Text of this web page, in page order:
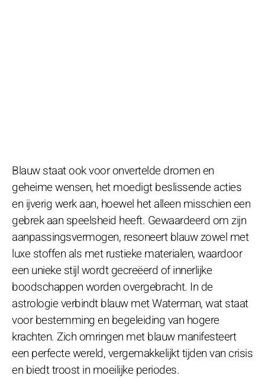
Blauw staat ook voor onvertelde dromen en
geheime wensen, het moedigt beslissende acties
en ijverig werk aan, hoewel het alleen misschien een
gebrek aan speelsheid heeft. Gewaardeerd om zijn
aanpassingsvermogen, resoneert blauw zowel met
luxe stoffen als met rustieke materialen, waardoor
een unieke stijl wordt gecreëerd of innerlijke
boodschappen worden overgebracht. In de
astrologie verbindt blauw met Waterman, wat staat
voor bestemming en begeleiding van hogere
krachten. Zich omringen met blauw manifesteert
een perfecte wereld, vergemakkelijkt tijden van crisis
en biedt troost in moeilijke periodes.